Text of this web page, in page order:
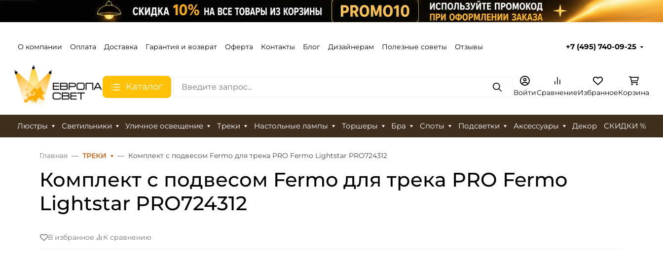
О компании Оплата Доставка Гарантия и возврат Оферта Контакты Блог Дизайнерам Полезные советы Отзывы +7 (495) 740-09-25
Каталог ПоискВойтиСравнениеИзбранноеКорзина
Люстры Светильники Уличное освещение Треки Настольные лампы Торшеры Бра Споты Подсветки Аксессуары Декор СКИДКИ %
Главная ТРЕКИ Комплект с подвесом Fermo для трека PRO Fermo Lightstar PRO724312
Комплект с подвесом Fermo для трека PRO Fermo
Lightstar PRO724312
В избранное К сравнению